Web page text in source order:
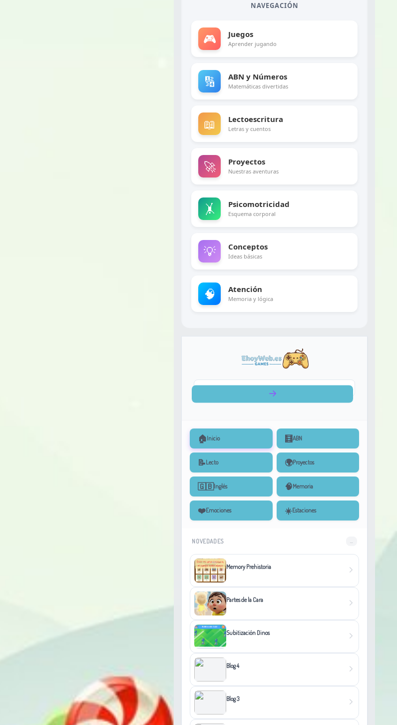
NAVEGACIÓN
🎮 Juegos
Aprender jugando
🔢 ABN y Números
Matemáticas divertidas
📖 Lectoescritura
Letras y cuentos
🚀 Proyectos
Nuestras aventuras
🤸 Psicomotricidad
Esquema corporal
💡 Conceptos
Ideas básicas
🧠 Atención
Memoria y lógica
🏠Inicio 🧮ABN
📝Lecto 🌍Proyectos
🇬🇧Inglés 🧠Memoria
❤️Emociones ☀️Estaciones
NOVEDADES
Memory Prehistoria
Partes de la Cara
Subitización Dinos
Blog 4
Blog 3